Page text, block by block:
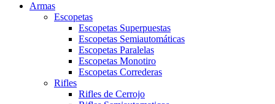
Armas
Escopetas
Escopetas Superpuestas
Escopetas Semiautomáticas
Escopetas Paralelas
Escopetas Monotiro
Escopetas Correderas
Rifles
Rifles de Cerrojo